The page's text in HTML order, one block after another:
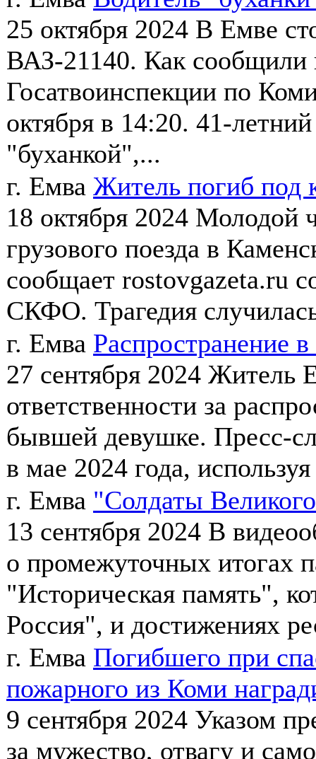
25 октября 2024 В Емве
ВАЗ-21140. Как сообщили
Госатвоинспекции по
октября в 14:20. 41-
"буханкой",...
г. Емва Житель погиб под
18 октября 2024 Молодой
грузового поезда в
сообщает rostovgazeta.ru
СКФО. Трагедия
г. Емва Распространение
27 сентября 2024 Житель
ответственности за
бывшей девушке. Пресс-
в мае 2024 года,
г. Емва "Солдаты
13 сентября 2024 В
о промежуточных итогах
"Историческая память",
Россия", и достижениях
г. Емва Погибшего при
пожарного из Коми
9 сентября 2024 Указом
за мужество, отвагу и